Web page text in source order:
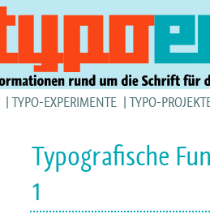
TYPO-EXPERIMENTE TYPO-
Typografische
1